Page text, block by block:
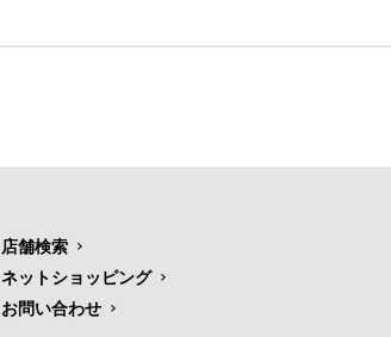
店舗検索
ネットショッピング
お問い合わせ